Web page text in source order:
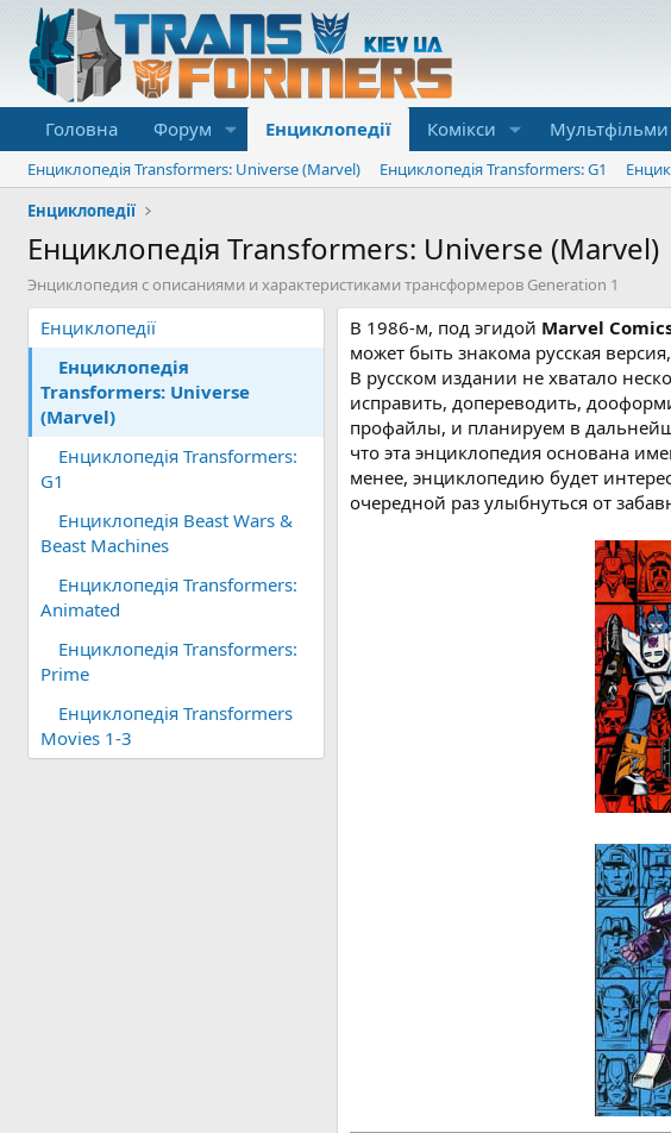
Головна Форум Енциклопедії Комікси Мультфільми
Енциклопедія Transformers: Universe (Marvel) Енциклопедія Transformers: G1
Енциклопедії
Енциклопедія Transformers: Universe (Marvel)
Энциклопедия с описаниями и характеристиками трансформеров Generation 1
Енциклопедії
Енциклопедія
Transformers: Universe
(Marvel)
Енциклопедія Transformers:
G1
Енциклопедія Beast Wars &
Beast Machines
Енциклопедія Transformers:
Animated
Енциклопедія Transformers:
Prime
Енциклопедія Transformers
Movies 1-3
В 1986-м, под эгидой Marvel
может быть знакома русская
В русском издании не хватало
исправить, допереводить,
профайлы, и планируем в
что эта энциклопедия основана
менее, энциклопедию будет
очередной раз улыбнуться от